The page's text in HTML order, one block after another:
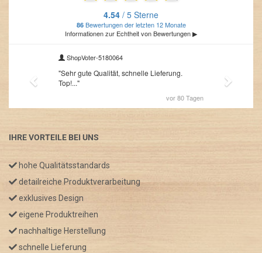
IHRE VORTEILE BEI UNS
hohe Qualitätsstandards
detailreiche Produktverarbeitung
exklusives Design
eigene Produktreihen
nachhaltige Herstellung
schnelle Lieferung